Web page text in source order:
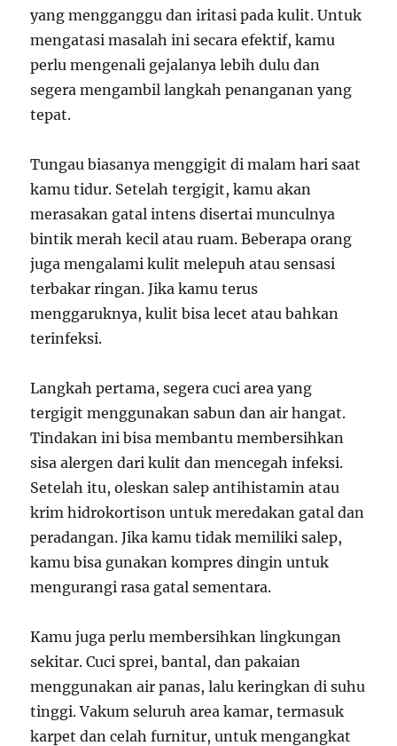
yang mengganggu dan iritasi pada kulit. Untuk
mengatasi masalah ini secara efektif, kamu
perlu mengenali gejalanya lebih dulu dan
segera mengambil langkah penanganan yang
tepat.
Tungau biasanya menggigit di malam hari saat
kamu tidur. Setelah tergigit, kamu akan
merasakan gatal intens disertai munculnya
bintik merah kecil atau ruam. Beberapa orang
juga mengalami kulit melepuh atau sensasi
terbakar ringan. Jika kamu terus
menggaruknya, kulit bisa lecet atau bahkan
terinfeksi.
Langkah pertama, segera cuci area yang
tergigit menggunakan sabun dan air hangat.
Tindakan ini bisa membantu membersihkan
sisa alergen dari kulit dan mencegah infeksi.
Setelah itu, oleskan salep antihistamin atau
krim hidrokortison untuk meredakan gatal dan
peradangan. Jika kamu tidak memiliki salep,
kamu bisa gunakan kompres dingin untuk
mengurangi rasa gatal sementara.
Kamu juga perlu membersihkan lingkungan
sekitar. Cuci sprei, bantal, dan pakaian
menggunakan air panas, lalu keringkan di suhu
tinggi. Vakum seluruh area kamar, termasuk
karpet dan celah furnitur, untuk mengangkat